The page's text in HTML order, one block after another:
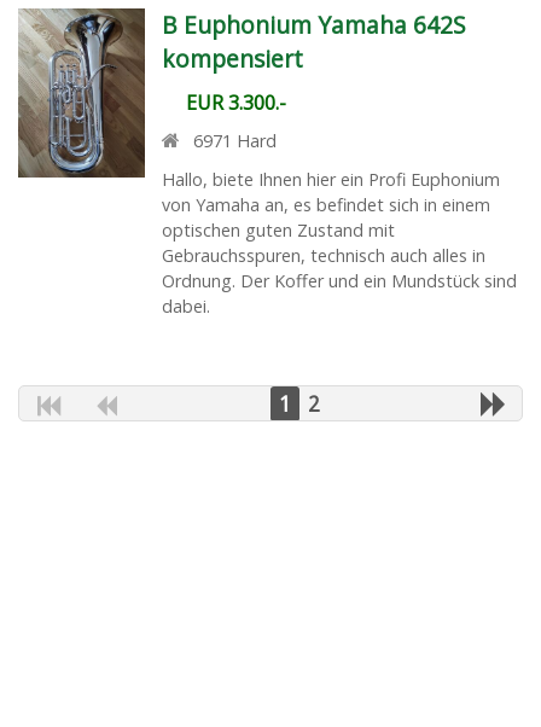
B Euphonium Yamaha 642S
kompensiert
EUR 3.300.-
6971 Hard
Hallo, biete Ihnen hier ein Profi Euphonium
von Yamaha an, es befindet sich in einem
optischen guten Zustand mit
Gebrauchsspuren, technisch auch alles in
Ordnung. Der Koffer und ein Mundstück sind
dabei.
1 2